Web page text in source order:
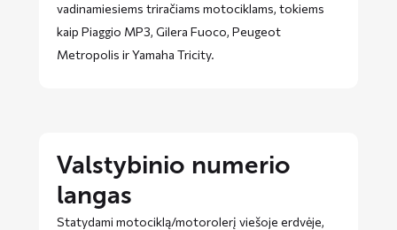
vadinamiesiems triračiams motociklams, tokiems
kaip Piaggio MP3, Gilera Fuoco, Peugeot
Metropolis ir Yamaha Tricity.
Valstybinio numerio
langas
Statydami motociklą/motorolerį viešoje erdvėje,